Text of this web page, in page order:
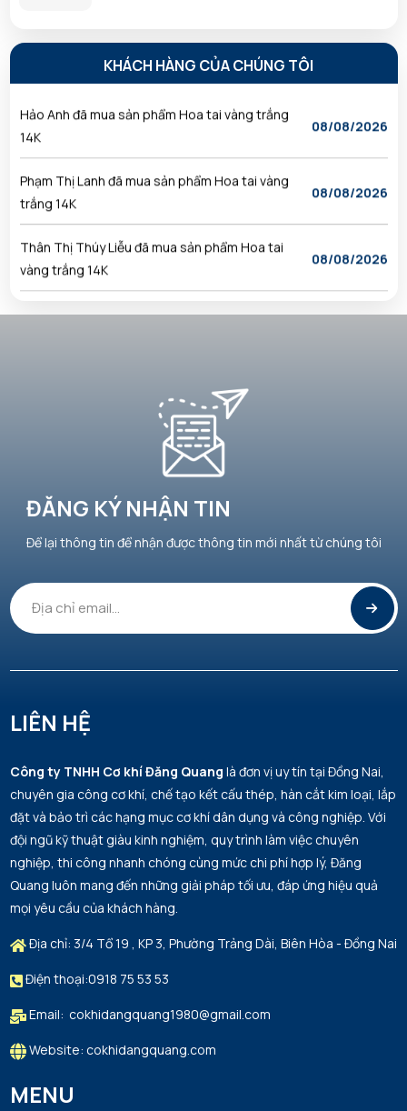
Tôn Mạ Kẽm Chính Xác Theo Bản Vẽ Thiết Kế
SUN 08, 2026
Cơ Khí Đăng Quang – Đơn Vị Gia Công Cơ Khí
SUN 08, 2026
Cơ Khí Đăng Quang – Đơn Vị Gia Công Cơ Khí
Uy Tín, Chất Lượng Tại Đồng Nai
SUN 08, 2026
Công Ty Cơ Khí Chuyên Nghiệp – Gia Công
Gia Công Cơ Khí Chính Xác Là Gì? Quy Trình,
Ưu Điểm Và Báo Giá Mới Nhất
MON 07, 2026
Top 10 Công Ty Cơ Khí Uy Tín, Chất Lượng
Hàng Đầu Tại Việt Nam 2026 – Cơ Khí Đăng
MON 07, 2026
KHÁCH HÀNG CỦA CHÚNG TÔI
Đỗ Duy Hùng đã mua sản phẩm Hoa tai vàng
08/08/2026
Hảo Anh đã mua sản phẩm Hoa tai vàng trắng
14K
08/08/2026
Phạm Thị Lanh đã mua sản phẩm Hoa tai vàng
trắng 14K
08/08/2026
Thân Thị Thúy Liễu đã mua sản phẩm Hoa tai
vàng trắng 14K
08/08/2026
Trần Thanh Ba đã mua sản phẩm Hoa tai vàng
Nguyễn Như Viết Phương đã mua sản phẩm Hoa
Trần Thị Thu Huyền đã mua sản phẩm Hoa tai
vàng trắng 14K
Trần Viết Đức đã mua sản phẩm Hoa tai vàng
trắng 14K
08/08/2026
14K
Đỗ Duy Hùng đã mua sản phẩm Hoa tai vàng
trắng 14K
Hảo Anh đã mua sản phẩm Hoa tai vàng trắng
14K
08/08/2026
Phạm Thị Lanh đã mua sản phẩm Hoa tai vàng
trắng 14K
08/08/2026
Thân Thị Thúy Liễu đã mua sản phẩm Hoa tai
vàng trắng 14K
Trần Thanh Ba đã mua sản phẩm Hoa tai vàng
Đoàn Tuấn Nghĩa đã mua sản phẩm Hoa tai vàng
ĐĂNG KÝ NHẬN TIN
Để lại thông tin để nhận được thông tin mới nhất từ chúng tôi
LIÊN HỆ
Công ty TNHH Cơ khí Đăng Quang là đơn vị uy tín tại Đồng Nai,
chuyên gia công cơ khí, chế tạo kết cấu thép, hàn cắt kim loại, lắp
đặt và bảo trì các hạng mục cơ khí dân dụng và công nghiệp. Với
đội ngũ kỹ thuật giàu kinh nghiệm, quy trình làm việc chuyên
nghiệp, thi công nhanh chóng cùng mức chi phí hợp lý, Đăng
Quang luôn mang đến những giải pháp tối ưu, đáp ứng hiệu quả
mọi yêu cầu của khách hàng.
Địa chỉ: 3/4 Tổ 19 , KP 3, Phường Trảng Dài, Biên Hòa - Đồng Nai
Điện thoại:0918 75 53 53
Email: cokhidangquang1980@gmail.com
Website: cokhidangquang.com
MENU